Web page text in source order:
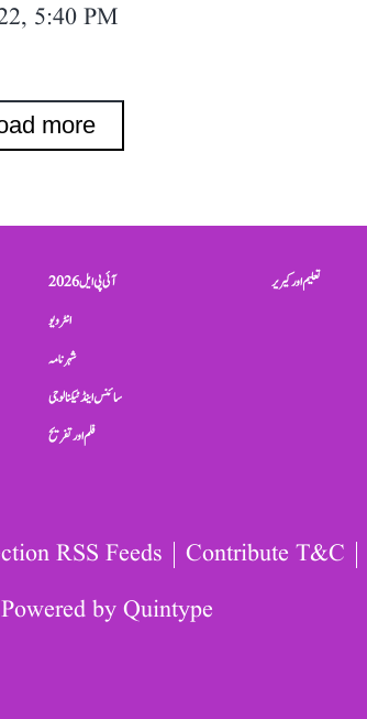
5:40 PM
more
آئی پی ایل 2026
انٹرویو
شہرنامہ
سائنس اینڈ ٹیکنالوجی
فلم اور تفریح
تعلیم اور کیریر
RSS Feeds Contribute T&C
Powered byQuintype